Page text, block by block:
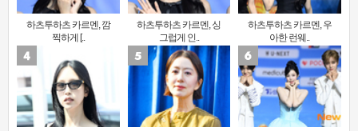
하츠투하츠 카르멘, 깜
찍하게 [..
하츠투하츠 카르멘, 싱
그럽게 인..
하츠투하츠 카르멘, 우
아한 런웨..